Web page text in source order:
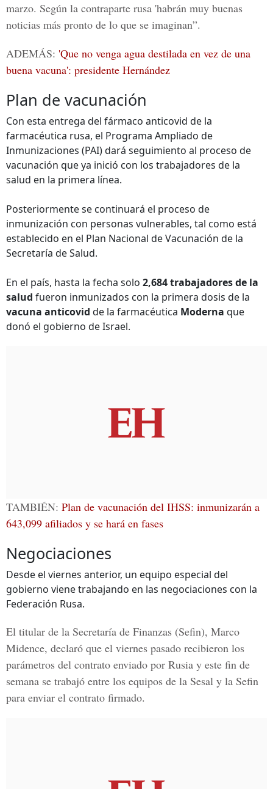
marzo. Según la contraparte rusa 'habrán muy buenas
noticias más pronto de lo que se imaginan”.
ADEMÁS: 'Que no venga agua destilada en vez de una
buena vacuna': presidente Hernández
Plan de vacunación
Con esta entrega del fármaco anticovid de la
farmacéutica rusa, el Programa Ampliado de
Inmunizaciones (PAI) dará seguimiento al proceso de
vacunación que ya inició con los trabajadores de la
salud en la primera línea.
Posteriormente se continuará el proceso de
inmunización con personas vulnerables, tal como está
establecido en el Plan Nacional de Vacunación de la
Secretaría de Salud.
En el país, hasta la fecha solo 2,684 trabajadores de la
salud fueron inmunizados con la primera dosis de la
vacuna anticovid de la farmacéutica Moderna que
donó el gobierno de Israel.
TAMBIÉN: Plan de vacunación del IHSS: inmunizarán a
643,099 afiliados y se hará en fases
Negociaciones
Desde el viernes anterior, un equipo especial del
gobierno viene trabajando en las negociaciones con la
Federación Rusa.
El titular de la Secretaría de Finanzas (Sefin), Marco
Midence, declaró que el viernes pasado recibieron los
parámetros del contrato enviado por Rusia y este fin de
semana se trabajó entre los equipos de la Sesal y la Sefin
para enviar el contrato firmado.